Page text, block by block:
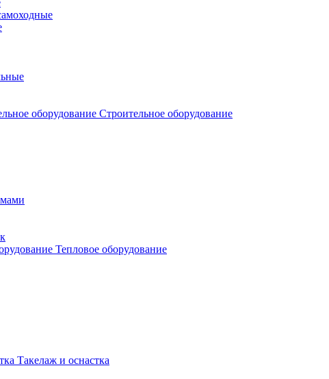
Строительное оборудование
Тепловое оборудование
Такелаж и оснастка